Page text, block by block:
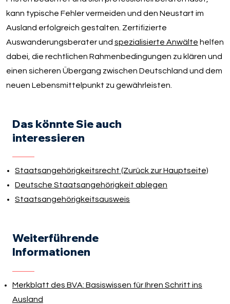
kann typische Fehler vermeiden und den Neustart im
Ausland erfolgreich gestalten. Zertifizierte
Auswanderungsberater und spezialisierte Anwälte helfen
dabei, die rechtlichen Rahmenbedingungen zu klären und
einen sicheren Übergang zwischen Deutschland und dem
neuen Lebensmittelpunkt zu gewährleisten.
Das könnte Sie auch
interessieren
Staatsangehörigkeitsrecht (Zurück zur Hauptseite)
Deutsche Staatsangehörigkeit ablegen
Staatsangehörigkeitsausweis
Weiterführende
Informationen
Merkblatt des BVA: Basiswissen für Ihren Schritt ins
Ausland